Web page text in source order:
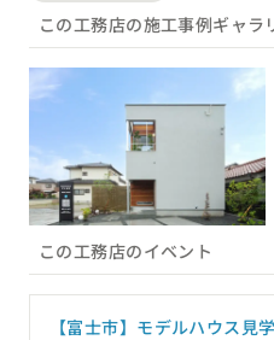
福岡県 (6)佐賀県 (1)長崎県 (0)
鹿児島県 (1)沖縄県 (2)
るお客様もいらっしゃるかも
は、建築家との家づくりの流
ことで、こうした悩みを解決
この工務店の施工事例ギャラ
この工務店のイベント
【富士市】モデルハウス見